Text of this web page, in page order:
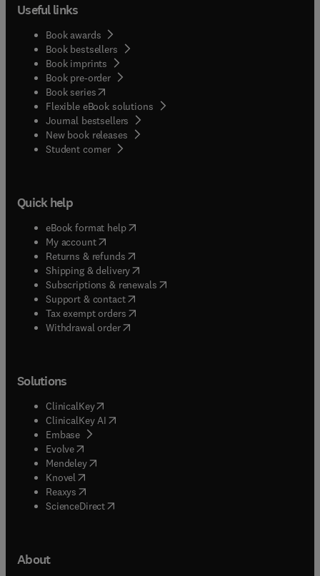
Useful links
Book awards
Book bestsellers
Book imprints
Book pre-order
Book series(opens in new tab/window
Flexible eBook solutions
Journal bestsellers
New book releases
Student corner( opens in new tab/window
Quick help
eBook format help( opens in new tab/window
My account( opens in new tab/window
Returns & refunds( opens in new tab/window
Shipping & delivery(opens in new tab/window
Subscriptions & renewals( opens in new tab/window
Support & contact( opens in new tab/window
Tax exempt orders( opens in new tab/window
Withdrawal order
Solutions
ClinicalKey(opens in new tab/window
ClinicalKey AI opens in new tab/window
Embase( opens in new tab/window
Evolve(opens in new tab/window
Mendeley( opens in new tab/window
Knovel (opens in new tab/window
Reaxys (opens in new tab/window
ScienceDirect(opens in new tab/window
About